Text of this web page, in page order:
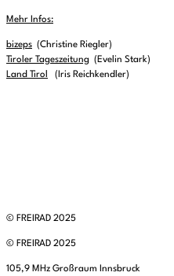
Mehr Infos:
bizeps (Christine Riegler)
Tiroler Tageszeitung (Evelin Stark)
Land Tirol
(Iris Reichkendler)
© FREIRAD 2025
© FREIRAD 2025
105,9 MHz Großraum Innsbruck